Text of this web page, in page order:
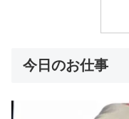
今日のお仕事